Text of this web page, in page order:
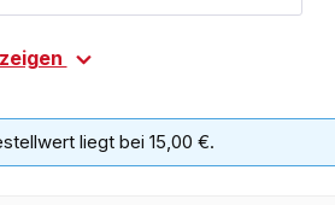
liegt bei 15,00 €.